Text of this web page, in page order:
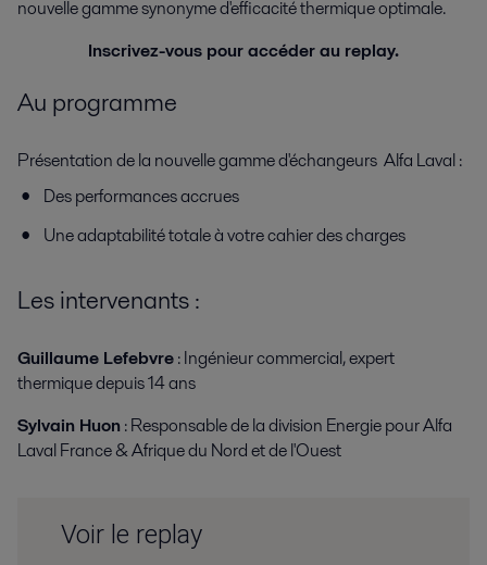
nouvelle gamme synonyme d'efficacité thermique optimale.
Inscrivez-vous pour accéder au replay.
Au programme
Présentation de la nouvelle gamme d'échangeurs Alfa Laval :
Des performances accrues
Une adaptabilité totale à votre cahier des charges
Les intervenants :
Guillaume Lefebvre: Ingénieur commercial, expert
thermique depuis 14 ans
Sylvain Huon : Responsable de la division Energie pour Alfa
Laval France & Afrique du Nord et de l'Ouest
Voir le replay